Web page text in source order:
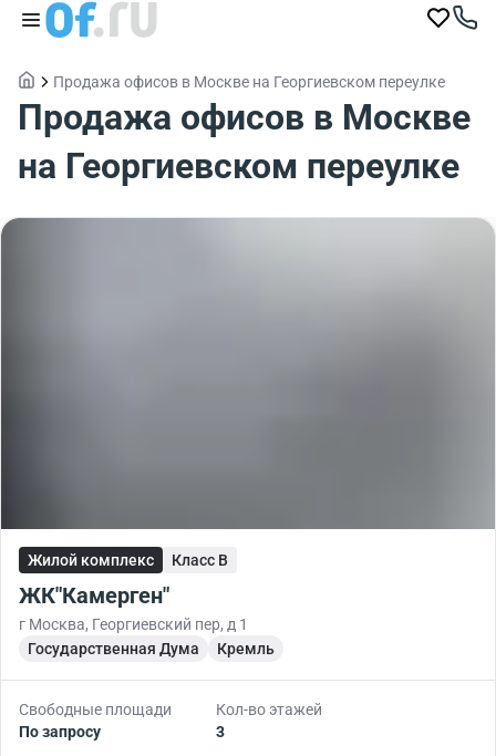
Продажа офисов в Москве на Георгиевском переулке
Продажа офисов в Москве
на Георгиевском переулке
Жилой комплекс Класс B
ЖК"Камерген"
г Москва, Георгиевский пер, д 1
Государственная Дума
Кремль
Свободные площади
По запросу
Кол-во этажей
3